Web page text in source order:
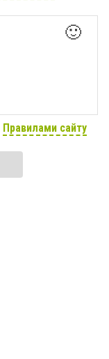
🙂
Правилами сайту